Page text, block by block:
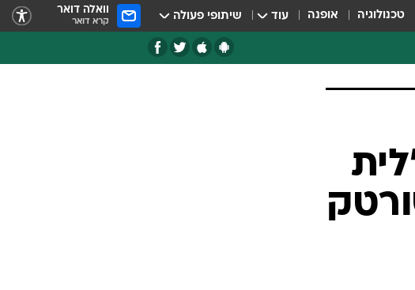
טכנולוגיה אופנה עוד שיתופי פעולה וואלה דואר
קרא דואר